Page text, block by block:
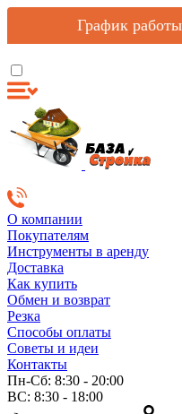
График
О компании
Покупателям
Инструменты в аренду
Доставка
Как купить
Обмен и возврат
Резка
Способы оплаты
Советы и идеи
Контакты
Пн-Сб: 8:30 - 20:00
ВС: 8:30 - 18:00